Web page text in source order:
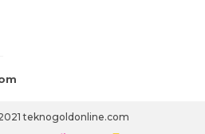
teknogoldonline.com